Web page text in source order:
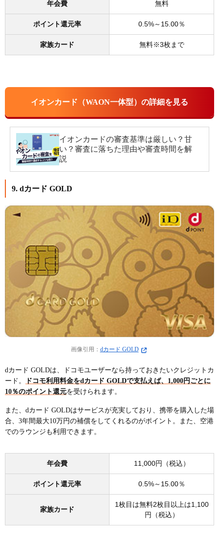
年会費 無料
ポイント還元率 0.5%～15.00％
家族カード 無料※3枚まで
イオンカード（WAON一体型）の詳細を見る
イオンカードの審査基準は厳しい？甘
い？審査に落ちた理由や審査時間を解
説
9. dカード GOLD
画像引用： dカード GOLD
dカード GOLDは、ドコモユーザーなら持っておきたいクレジットカ
ード。
ドコモ利用料金をdカード GOLDで支払えば、1,000円ごとに
10％のポイント還元を受けられます。
また、dカード GOLDはサービスが充実しており、携帯を購入した場
合、3年間最大10万円の補償をしてくれるのがポイント。また、空港
でのラウンジも利用できます。
年会費 11,000円（税込）
ポイント還元率 0.5%～15.00％
家族カード
1枚目は無料2枚目以上は1,100
円（税込）